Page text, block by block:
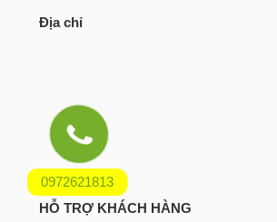
0972621813
Địa chỉ
HỖ TRỢ KHÁCH HÀNG